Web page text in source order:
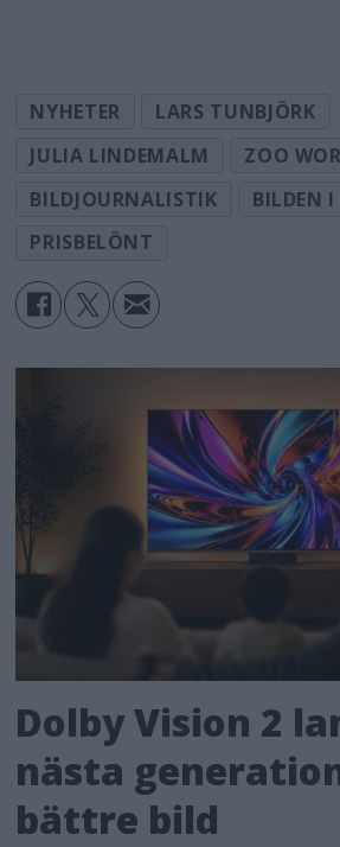
NYHETER
LARS TUNBJÖRK
JULIA LINDEMALM
ZOO
BILDJOURNALISTIK
BILDEN I
PRISBELÖNT
Dolby Vision 2
nästa
bättre bild